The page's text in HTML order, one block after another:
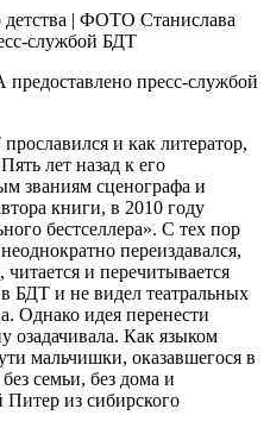
пресс-службой
и как литератор,
лет назад к его
званиям сценографа и
книги, в 2010 году
бестселлера». С тех пор
переиздавался,
читается и перечитывается
БДТ и не видел театральных
Однако идея перенести
озадачивала. Как языком
мальчишки, оказавшегося в
семьи, без дома и
из сибирского